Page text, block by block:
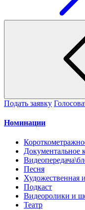
Подать заявку
Номинации
Документальное
Песня
Художественная
Подкаст
Видеоролики и
Театр